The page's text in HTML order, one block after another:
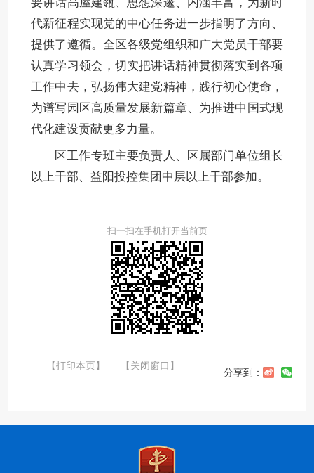
代新征程实现党的中心任务进一步指明了方向、
提供了遵循。全区各级党组织和广大党员干部要
认真学习领会，切实把讲话精神贯彻落实到各项
工作中去，弘扬伟大建党精神，践行初心使命，
为谱写园区高质量发展新篇章、为推进中国式现
代化建设贡献更多力量。
区工作专班主要负责人、区属部门单位组长
以上干部、益阳投控集团中层以上干部参加。
扫一扫在手机打开当前页
【打印本页】 【关闭窗口】 分享到：